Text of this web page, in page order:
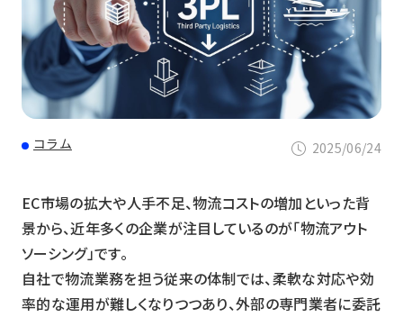
コラム 2025/06/24
EC市場の拡大や人手不足、物流コストの増加といった背
景から、近年多くの企業が注目しているのが「物流アウト
ソーシング」です。
自社で物流業務を担う従来の体制では、柔軟な対応や効
率的な運用が難しくなりつつあり、外部の専門業者に委託